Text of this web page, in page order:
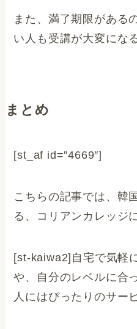
また、満了期限がある
い人も受講が大変にな
まとめ
[st_af id=”4669″]
こちらの記事では、韓
る、コリアンカレッジ
[st-kaiwa2]自宅で気軽
や、自分のレベルに合
人にはぴったりのサー